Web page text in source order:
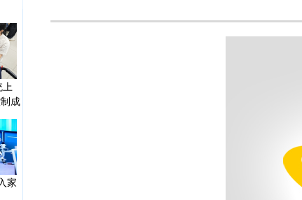
上
成
家